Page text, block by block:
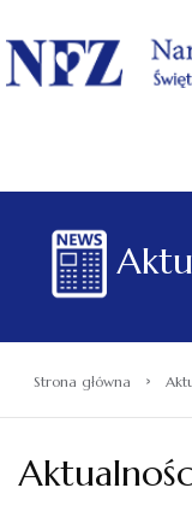
.
Strona główna ›